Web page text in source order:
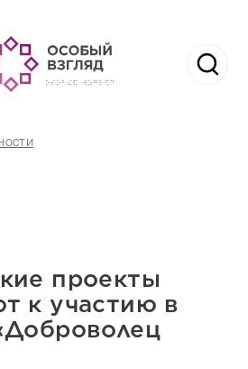
проекты
к участию в